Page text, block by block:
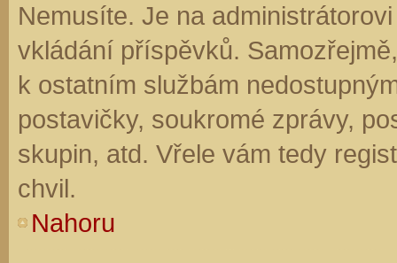
Nemusíte. Je na
vkládání příspěvků.
k ostatním službám
postavičky, soukromé zprávy,
skupin, atd. Vřele vám tedy
chvil.
Nahoru